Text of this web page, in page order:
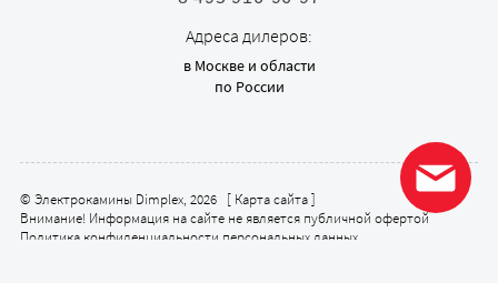
Адреса дилеров:
в Москве и области
по России
© Электрокамины Dimplex, 2026 [ Карта сайта]
Внимание! Информация на сайте не является публичной офертой
Политика конфиденциальности персональных данных